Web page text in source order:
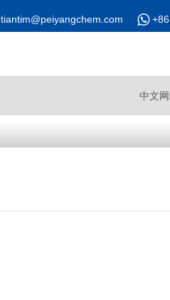
tiantim@peiyangchem.com
中文